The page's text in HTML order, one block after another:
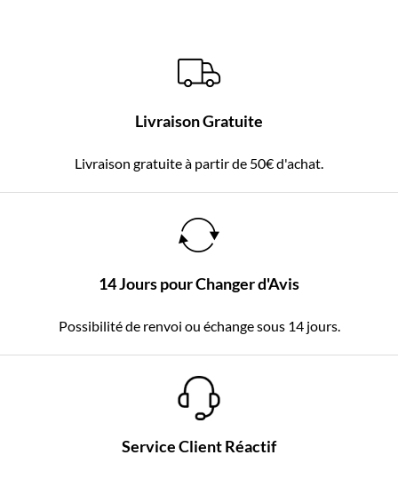
Livraison Gratuite
Livraison gratuite à partir de 50€ d'achat.
14 Jours pour Changer d'Avis
Possibilité de renvoi ou échange sous 14 jours.
Service Client Réactif